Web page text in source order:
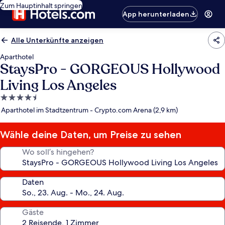
Zum Hauptinhalt springen
App herunterladen
Alle Unterkünfte anzeigen
Aparthotel
StaysPro - GORGEOUS Hollywood
Living Los Angeles
4.5-
Sterne-
Aparthotel im Stadtzentrum - Crypto.com Arena (2,9 km)
Wähle deine Daten, um Preise zu sehen
Wo soll’s hingehen?
Daten
Gäste